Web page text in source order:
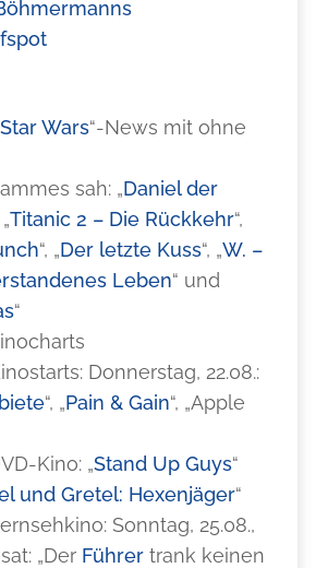
Star Wars“-News mit ohne
sah: „Daniel der
Titanic 2 – Die Rückkehr“,
“, „Der letzte Kuss“, „W. –
Leben“ und
“
Donnerstag, 22.08.:
“, „Pain & Gain“, „Apple
Kino: „Stand Up Guys“
und Gretel: Hexenjäger“
Sonntag, 25.08.,
„Der Führer trank keinen